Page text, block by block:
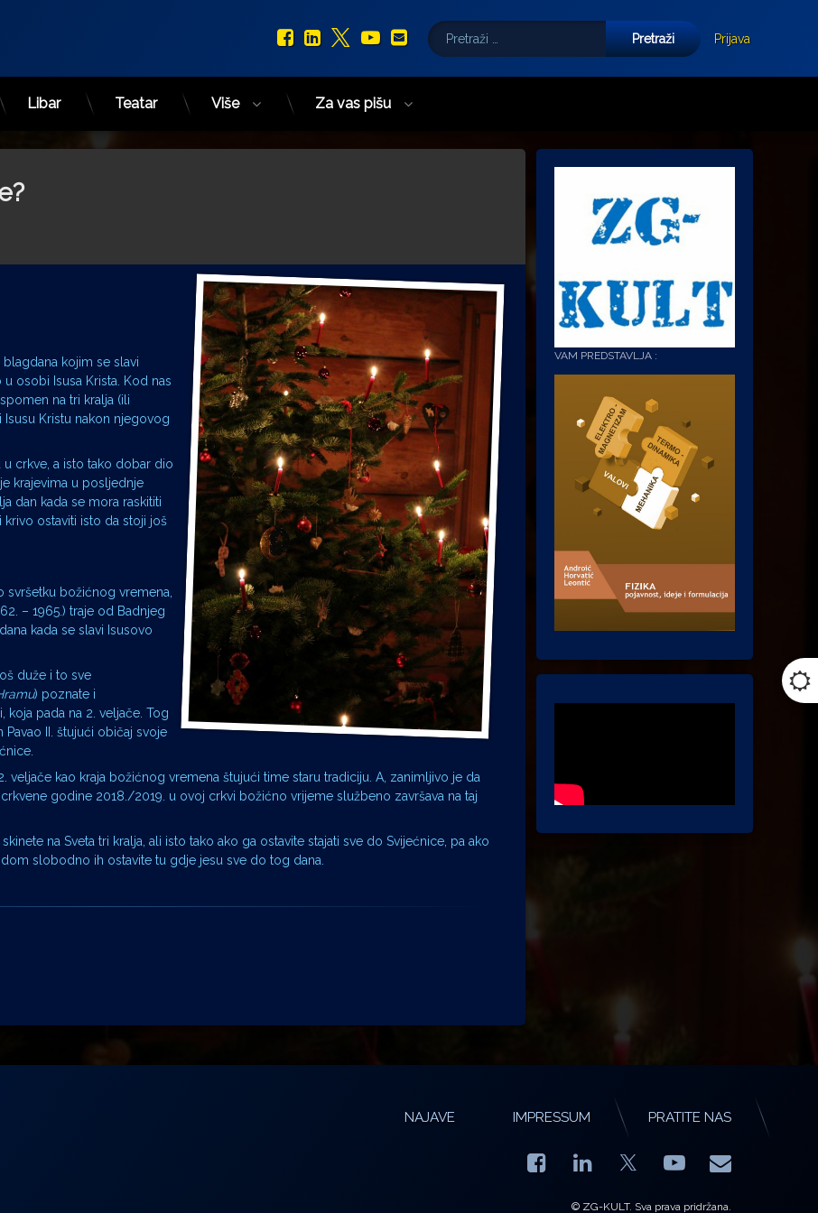
Facebook
LinkedIn
X.com
YouTube
E-mail
Pretraži:
Prijava
Libar Teatar Više Za vas pišu
kojim se slavi
osobi Isusa Krista. Kod nas
spomen na tri kralja (ili
Kristu nakon njegovog
crkve, a isto tako dobar dio
krajevima u posljednje
dan kada se mora raskititi
ostaviti isto da stoji još
svršetku božićnog vremena,
– 1965.) traje od Badnjeg
kada se slavi Isusovo
duže i to sve
) poznate i
koja pada na 2. veljače. Tog
II. štujući običaj svoje
veljače kao kraja božićnog vremena štujući time staru tradiciju. A, zanimljivo je da
godine 2018./2019. u ovoj crkvi božićno vrijeme službeno završava na taj
na Sveta tri kralja, ali isto tako ako ga ostavite stajati sve do Svijećnice, pa ako
slobodno ih ostavite tu gdje jesu sve do tog dana.
VAM PREDSTAVLJA :
NAJAVE IMPRESSUM PRATITE NAS
Facebook
LinkedIn YouTube
E-mail
© ZG-KULT. Sva prava pridržana.